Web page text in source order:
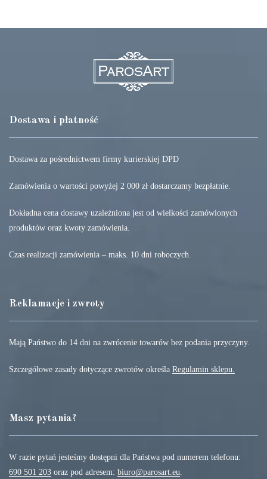
Dostawa i płatność
Dostawa za pośrednictwem firmy kurierskiej DPD
Zamówienia o wartości powyżej 2 000 zł dostarczamy bezpłatnie.
Dokładna cena dostawy uzależniona jest od wielkości zamówionych
produktów oraz kwoty zamówienia.
Czas realizacji zamówienia – maks. 10 dni roboczych.
Reklamacje i zwroty
Mają Państwo do 14 dni na zwrócenie towarów bez podania przyczyny.
Szczegółowe zasady dotyczące zwrotów określa Regulamin sklepu.
Masz pytania?
W razie pytań jesteśmy dostępni dla Państwa pod numerem telefonu:
690 501 203 oraz pod adresem: biuro@parosart.eu.